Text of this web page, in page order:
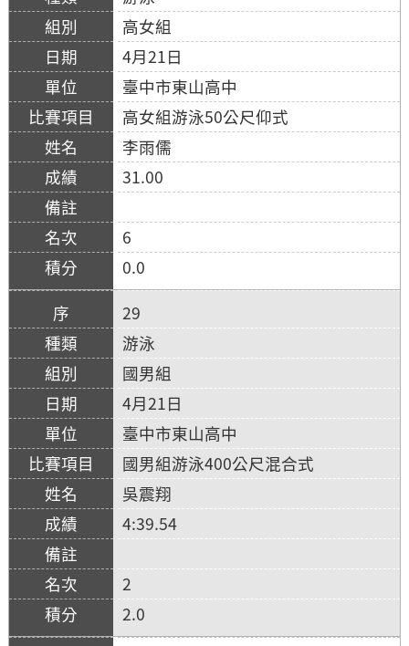
高女組
4月21日
臺中市東山高中
高女組游泳50公尺仰式
李雨儒
31.00
6
0.0
29
游泳
國男組
4月21日
臺中市東山高中
國男組游泳400公尺混合式
吳震翔
4:39.54
2
2.0